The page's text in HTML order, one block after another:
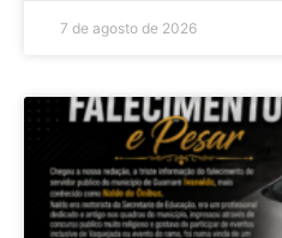
7 de agosto de 2026